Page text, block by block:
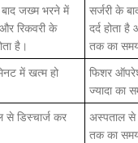
जख्म भरने में
रिकवरी के
है।
सर्जरी के
दर्द होता
तक का
में खत्म हो
फिशर
ज्यादा का
से डिस्चार्ज कर
अस्पताल से
तक का